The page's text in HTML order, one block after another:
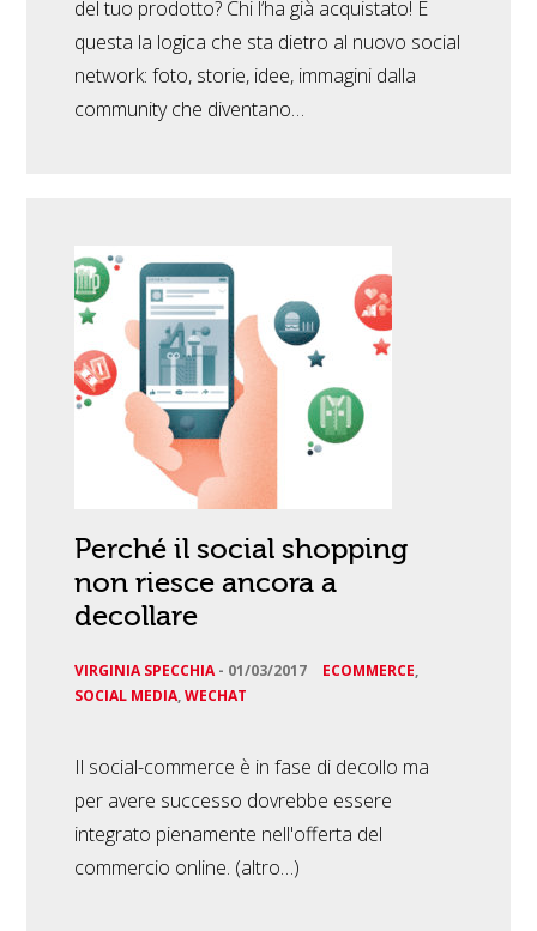
del tuo prodotto? Chi l’ha già acquistato! È
questa la logica che sta dietro al nuovo social
network: foto, storie, idee, immagini dalla
community che diventano…
Perché il social shopping
non riesce ancora a
decollare
VIRGINIA SPECCHIA- 01/03/2017 ECOMMERCE,
SOCIAL MEDIA,WECHAT
Il social-commerce è in fase di decollo ma
per avere successo dovrebbe essere
integrato pienamente nell'offerta del
commercio online. (altro…)